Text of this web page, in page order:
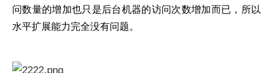
问数量的增加也只是后台机器的访问次数增加而已，所以
水平扩展能力完全没有问题。